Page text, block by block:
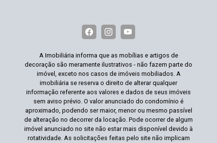
A Imobiliária informa que as mobílias e artigos de
decoração são meramente ilustrativos - não fazem parte do
imóvel, exceto nos casos de imóveis mobiliados. A
imobiliária se reserva o direito de alterar qualquer
informação referente aos valores e dados de seus imóveis
sem aviso prévio. O valor anunciado do condomínio é
aproximado, podendo ser maior, menor ou mesmo passível
de alteração no decorrer da locação. Pode ocorrer de algum
imóvel anunciado no site não estar mais disponível devido à
rotatividade. As solicitações feitas pelo site não implicam